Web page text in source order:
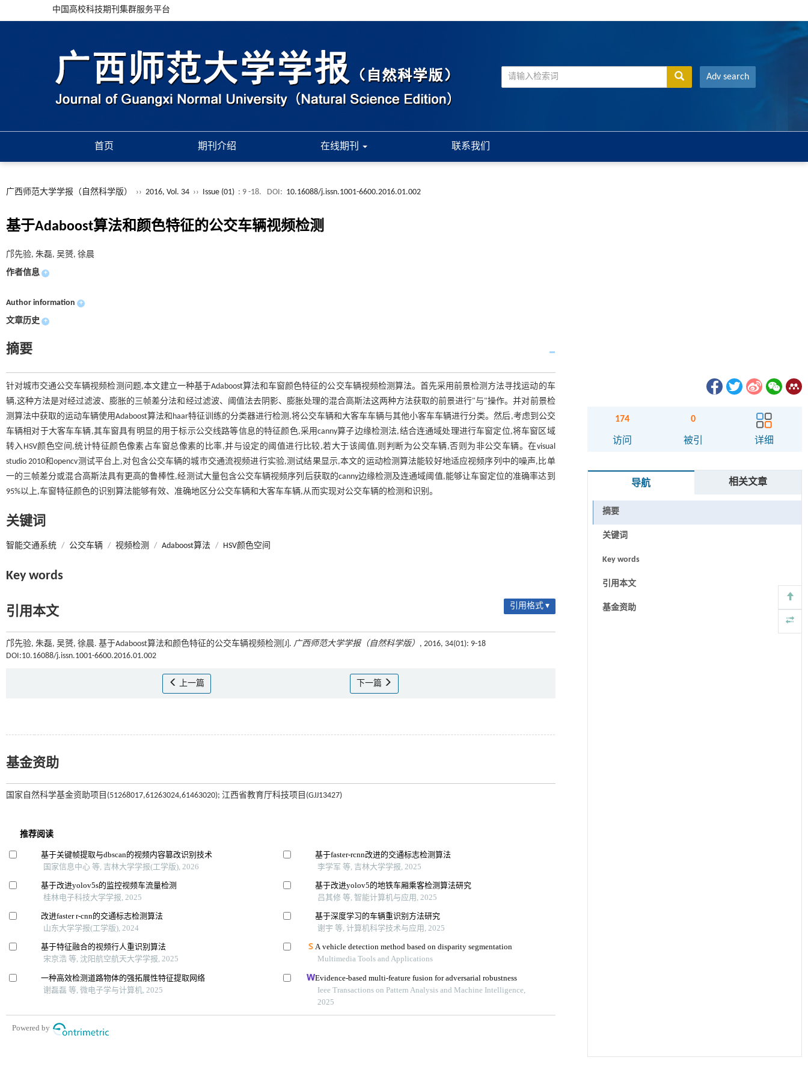
中国高校科技期刊集群服务平台
Adv search
首页 期刊介绍 在线期刊 联系我们
广西师范大学学报（自然科学版） ›› 2016, Vol. 34 ›› Issue (01) : 9 -18. DOI: 10.16088/j.issn.1001-6600.2016.01.002
基于Adaboost算法和颜色特征的公交车辆视频检测
邝先验, 朱磊, 吴赟, 徐晨
作者信息 +
Author information +
文章历史 +
摘要
针对城市交通公交车辆视频检测问题,本文建立一种基于Adaboost算法和车窗颜色特征的公交车辆视频检测算法。首先采用前景检测方法寻找运动的车
辆,这种方法是对经过滤波、膨胀的三帧差分法和经过滤波、阈值法去阴影、膨胀处理的混合高斯法这两种方法获取的前景进行"与"操作。并对前景检
测算法中获取的运动车辆使用Adaboost算法和haar特征训练的分类器进行检测,将公交车辆和大客车车辆与其他小客车车辆进行分类。然后,考虑到公交
车辆相对于大客车车辆,其车窗具有明显的用于标示公交线路等信息的特征颜色,采用canny算子边缘检测法,结合连通域处理进行车窗定位,将车窗区域
转入HSV颜色空间,统计特征颜色像素占车窗总像素的比率,并与设定的阈值进行比较,若大于该阈值,则判断为公交车辆,否则为非公交车辆。在visual
studio 2010和opencv测试平台上,对包含公交车辆的城市交通流视频进行实验,测试结果显示,本文的运动检测算法能较好地适应视频序列中的噪声,比单
一的三帧差分或混合高斯法具有更高的鲁棒性,经测试大量包含公交车辆视频序列后获取的canny边缘检测及连通域阈值,能够让车窗定位的准确率达到
95%以上,车窗特征颜色的识别算法能够有效、准确地区分公交车辆和大客车车辆,从而实现对公交车辆的检测和识别。
关键词
智能交通系统 / 公交车辆 / 视频检测 / Adaboost算法 / HSV颜色空间
Key words
引用本文 引用格式 ▾
邝先验, 朱磊, 吴赟, 徐晨. 基于Adaboost算法和颜色特征的公交车辆视频检测[J]. 广西师范大学学报（自然科学版） , 2016, 34(01): 9-18
DOI:10.16088/j.issn.1001-6600.2016.01.002
上一篇 下一篇
基金资助
国家自然科学基金资助项目(51268017,61263024,61463020); 江西省教育厅科技项目(GJJ13427)
174
访问
0
被引 详细
导航 相关文章
摘要
关键词
Key words
引用本文
基金资助